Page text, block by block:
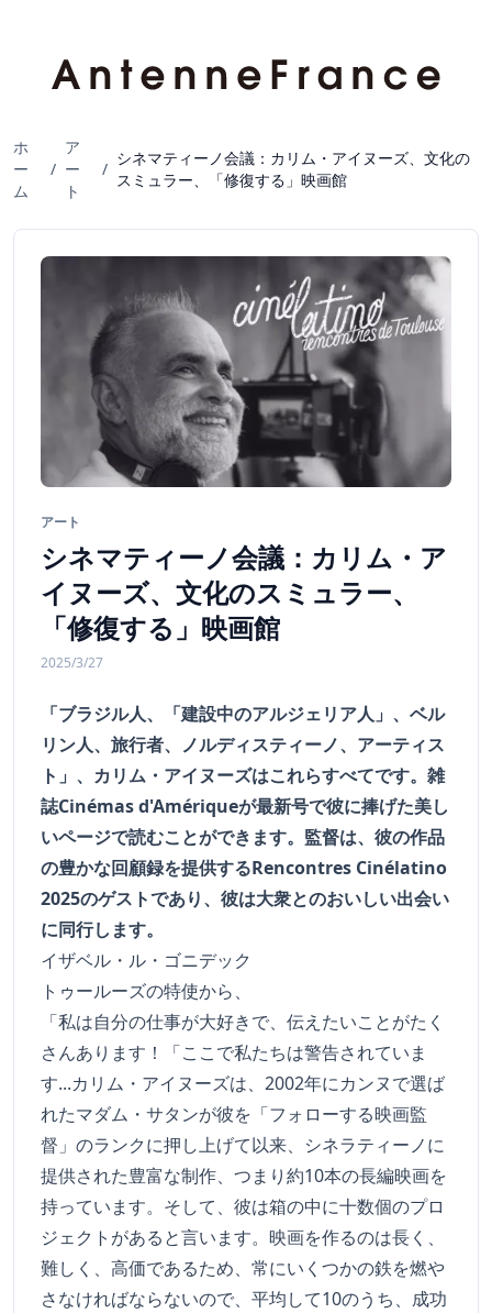
ホ
ー
ム
/
ア
ー
ト
/
シネマティーノ会議：カリム・アイヌーズ、文化の
スミュラー、「修復する」映画館
アート
シネマティーノ会議：カリム・ア
イヌーズ、文化のスミュラー、
「修復する」映画館
2025/3/27
「ブラジル人、「建設中のアルジェリア人」、ベル
リン人、旅行者、ノルディスティーノ、アーティス
ト」、カリム・アイヌーズはこれらすべてです。雑
誌Cinémas d'Amériqueが最新号で彼に捧げた美し
いページで読むことができます。監督は、彼の作品
の豊かな回顧録を提供するRencontres Cinélatino
2025のゲストであり、彼は大衆とのおいしい出会い
に同行します。
イザベル・ル・ゴニデック
トゥールーズの特使から、
「私は自分の仕事が大好きで、伝えたいことがたく
さんあります！「ここで私たちは警告されていま
す...カリム・アイヌーズは、2002年にカンヌで選ば
れたマダム・サタンが彼を「フォローする映画監
督」のランクに押し上げて以来、シネラティーノに
提供された豊富な制作、つまり約10本の長編映画を
持っています。そして、彼は箱の中に十数個のプロ
ジェクトがあると言います。映画を作るのは長く、
難しく、高価であるため、常にいくつかの鉄を燃や
さなければならないので、平均して10のうち、成功